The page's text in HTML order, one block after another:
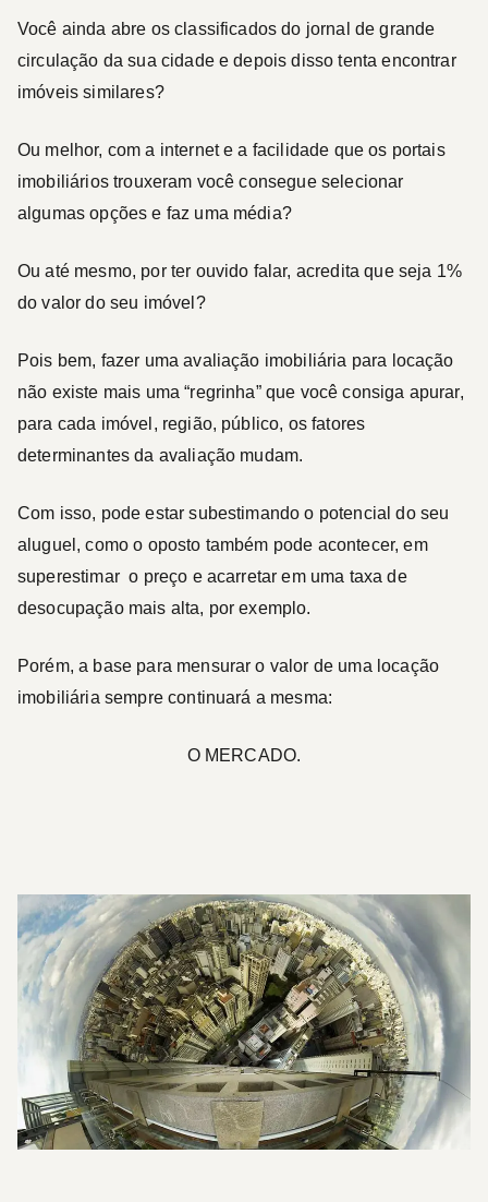
Você ainda abre os classificados do jornal de grande
circulação da sua cidade e depois disso tenta encontrar
imóveis similares?
Ou melhor, com a internet e a facilidade que os portais
imobiliários trouxeram você consegue selecionar
algumas opções e faz uma média?
Ou até mesmo, por ter ouvido falar, acredita que seja 1%
do valor do seu imóvel?
Pois bem, fazer uma avaliação imobiliária para locação
não existe mais uma “regrinha” que você consiga apurar,
para cada imóvel, região, público, os fatores
determinantes da avaliação mudam.
Com isso, pode estar subestimando o potencial do seu
aluguel, como o oposto também pode acontecer, em
superestimar o preço e acarretar em uma taxa de
desocupação mais alta, por exemplo.
Porém, a base para mensurar o valor de uma locação
imobiliária sempre continuará a mesma:
O MERCADO.